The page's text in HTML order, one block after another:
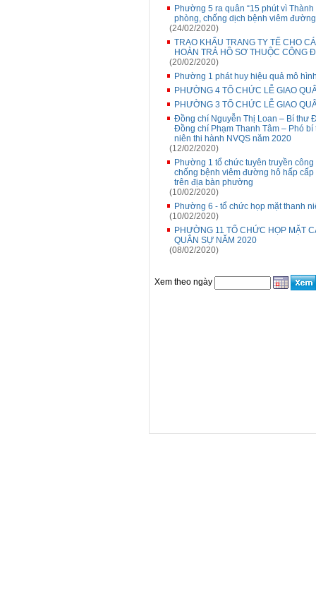
Phường 5 ra quân “15 phút vì
phòng, chống dịch bệnh viêm
(24/02/2020)
TRAO KHẨU TRANG TY TẾ CHO
HOÀN TRẢ HỒ SƠ THUỘC CÔNG
(20/02/2020)
Phường 1 phát huy hiệu quả mô
PHƯỜNG 4 TỔ CHỨC LỄ GIAO
PHƯỜNG 3 TỔ CHỨC LỄ GIAO
Đồng chí Nguyễn Thị Loan – Bí thư
Đồng chí Phạm Thanh Tâm – Phó
niên thi hành NVQS năm 2020
(12/02/2020)
Phường 1 tổ chức tuyên truyền
chống bệnh viêm đường hô hấp
trên địa bàn phường
(10/02/2020)
Phường 6 - tổ chức họp mặt thanh
(10/02/2020)
PHƯỜNG 11 TỔ CHỨC HỌP MẶT
QUÂN SỰ NĂM 2020
(08/02/2020)
Xem theo ngày